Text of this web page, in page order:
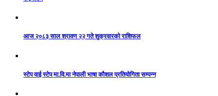
आज २०८३ साल श्रावण २२ गते शुक्रवारको राशिफल
स्टेप वाई स्टेप मा.वि.मा नेपाली भाषा कौशल प्रतियोगिता सम्पन्न